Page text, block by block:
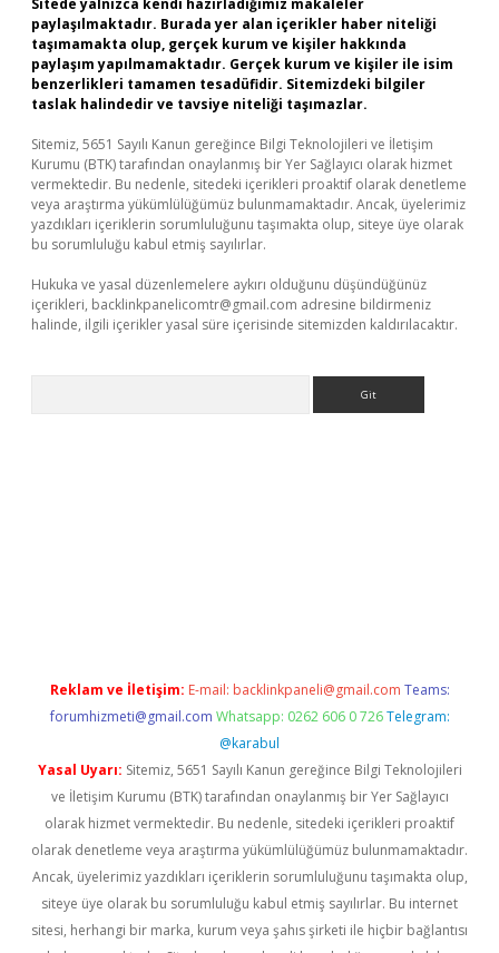
Sitede yalnızca kendi hazırladığımız makaleler
paylaşılmaktadır. Burada yer alan içerikler haber niteliği
taşımamakta olup, gerçek kurum ve kişiler hakkında
paylaşım yapılmamaktadır. Gerçek kurum ve kişiler ile isim
benzerlikleri tamamen tesadüfidir. Sitemizdeki bilgiler
taslak halindedir ve tavsiye niteliği taşımazlar.
Sitemiz, 5651 Sayılı Kanun gereğince Bilgi Teknolojileri ve İletişim
Kurumu (BTK) tarafından onaylanmış bir Yer Sağlayıcı olarak hizmet
vermektedir. Bu nedenle, sitedeki içerikleri proaktif olarak denetleme
veya araştırma yükümlülüğümüz bulunmamaktadır. Ancak, üyelerimiz
yazdıkları içeriklerin sorumluluğunu taşımakta olup, siteye üye olarak
bu sorumluluğu kabul etmiş sayılırlar.
Hukuka ve yasal düzenlemelere aykırı olduğunu düşündüğünüz
içerikleri, backlinkpanelicomtr@gmail.com adresine bildirmeniz
halinde, ilgili içerikler yasal süre içerisinde sitemizden kaldırılacaktır.
Reklam ve İletişim: E-mail: backlinkpaneli@gmail.com Teams:
forumhizmeti@gmail.com Whatsapp: 0262 606 0 726 Telegram:
@karabul
Yasal Uyarı: Sitemiz, 5651 Sayılı Kanun gereğince Bilgi Teknolojileri
ve İletişim Kurumu (BTK) tarafından onaylanmış bir Yer Sağlayıcı
olarak hizmet vermektedir. Bu nedenle, sitedeki içerikleri proaktif
olarak denetleme veya araştırma yükümlülüğümüz bulunmamaktadır.
Ancak, üyelerimiz yazdıkları içeriklerin sorumluluğunu taşımakta olup,
siteye üye olarak bu sorumluluğu kabul etmiş sayılırlar. Bu internet
sitesi, herhangi bir marka, kurum veya şahıs şirketi ile hiçbir bağlantısı